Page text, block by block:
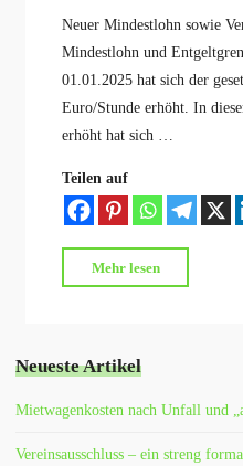
Neuer Mindestlohn sowie
Mindestlohn und
01.01.2025 hat sich der
Euro/Stunde erhöht. In
erhöht hat sich …
Teilen auf
Mehr lesen
Neueste Artikel
Mietwagenkosten nach Unfall und
Vereinsausschluss – ein streng